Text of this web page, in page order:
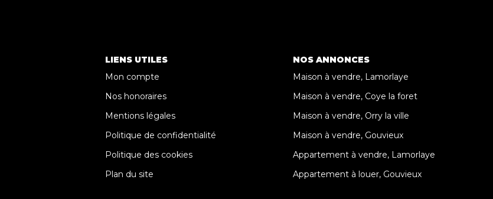
LIENS UTILES
Mon compte
Nos honoraires
Mentions légales
Politique de confidentialité
Politique des cookies
Plan du site
NOS ANNONCES
Maison à vendre, Lamorlaye
Maison à vendre, Coye la foret
Maison à vendre, Orry la ville
Maison à vendre, Gouvieux
Appartement à vendre, Lamorlaye
Appartement à louer, Gouvieux